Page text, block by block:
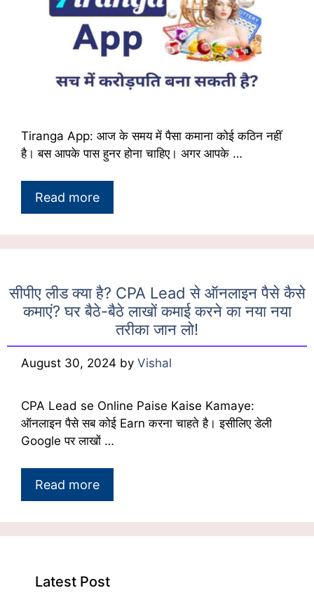
Tiranga App: आज के समय में पैसा कमाना कोई कठिन नहीं
है। बस आपके पास हुनर होना चाहिए। अगर आपके …
Read more
सीपीए लीड क्या है? CPA Lead से ऑनलाइन पैसे कैसे
कमाएं? घर बैठे-बैठे लाखों कमाई करने का नया नया
तरीका जान लो!
August 30, 2024 by Vishal
CPA Lead se Online Paise Kaise Kamaye:
ऑनलाइन पैसे सब कोई Earn करना चाहते है। इसीलिए डेली
Google पर लाखों …
Read more
Latest Post